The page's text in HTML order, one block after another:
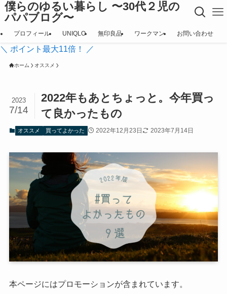
僕らのゆるい暮らし 〜30代２児の
パパブログ〜
プロフィール UNIQLO 無印良品 ワークマン お問い合わせ
＼ ポイント最大11倍！ ／
ホーム オススメ
2022年もあとちょっと。今年買っ
て良かったもの
2023
7/14
オススメ 買ってよかった 2022年12月23日 2023年7月14日
本ページにはプロモーションが含まれています。